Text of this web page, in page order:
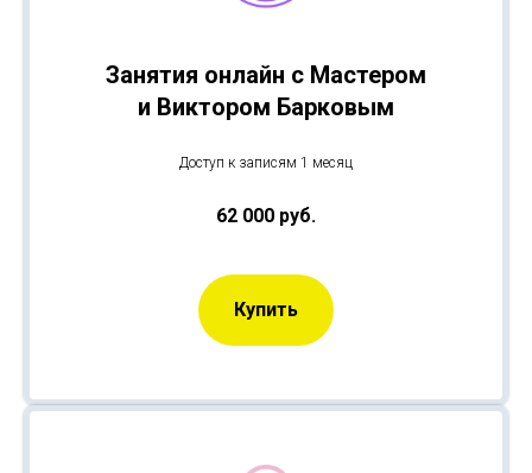
Занятия онлайн с Мастером
и Виктором Барковым
Доступ к записям 1 месяц
62 000 руб.
Купить